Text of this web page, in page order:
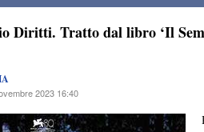
Diritti. Tratto dal libro ‘Il
2023 16:40